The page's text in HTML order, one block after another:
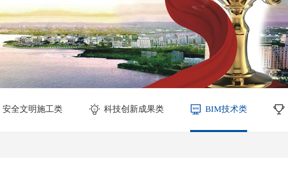
安全文明施工类 科技创新成果类 BIM技术类